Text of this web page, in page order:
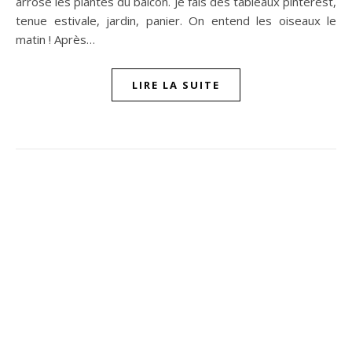
tenue estivale, jardin, panier. On entend les oiseaux le
matin ! Après…
LIRE LA SUITE